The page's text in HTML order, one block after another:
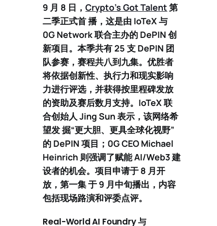
9 月 8 日，Crypto’s Got Talent 第
二季正式首 播，这是由 IoTeX 与
0G Network联合主办的 DePIN 创
新项目。本季共有 25 支 DePIN 团
队参赛，赛程共八到九集。优胜者
将依据创新性、执行力和现实影响
力进行评选，并获得按里程碑发放
的资助及赛后数月支持。IoTeX 联
合创始人Jing Sun表示，该网络希
望发 掘“更大胆、更具全球化视野”
的 DePIN 项目；0G CEO Michael
Heinrich 则强调了赋能 AI/Web3 建
设者的机会。项目申请于 8 月开
放，第一集 于 9 月中旬播出，内容
包括现场路演和评委点评。
Real-World AI Foundry 与